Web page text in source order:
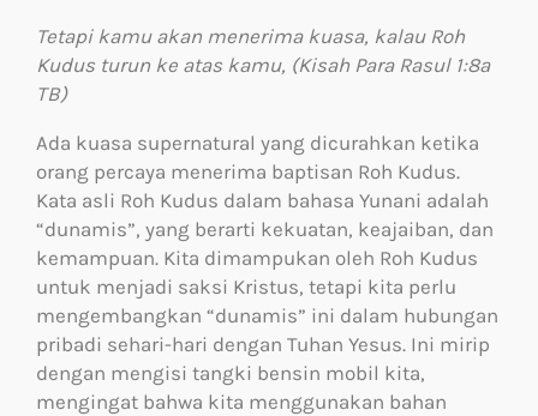
Tetapi kamu akan menerima kuasa, kalau Roh
Kudus turun ke atas kamu, (Kisah Para Rasul 1:8a
TB)
Ada kuasa supernatural yang dicurahkan ketika
orang percaya menerima baptisan Roh Kudus.
Kata asli Roh Kudus dalam bahasa Yunani adalah
“dunamis”, yang berarti kekuatan, keajaiban, dan
kemampuan. Kita dimampukan oleh Roh Kudus
untuk menjadi saksi Kristus, tetapi kita perlu
mengembangkan “dunamis” ini dalam hubungan
pribadi sehari-hari dengan Tuhan Yesus. Ini mirip
dengan mengisi tangki bensin mobil kita,
mengingat bahwa kita menggunakan bahan